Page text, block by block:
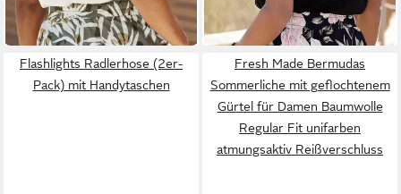
Viskosejersey mit
Alloverdruck, kurze
Strandshorts mit Taschen,
Sommerhose
26,99 €
Viskosejersey Bindeband am
Bund, Blumenprint, kurze
Hose, Sommerhose,
Schlupfhose
39,99 €
Flashlights Radlerhose (2er-
Pack) mit Handytaschen
Fresh Made Bermudas
Sommerliche mit geflochtenem
Gürtel für Damen Baumwolle
Regular Fit unifarben
atmungsaktiv Reißverschluss